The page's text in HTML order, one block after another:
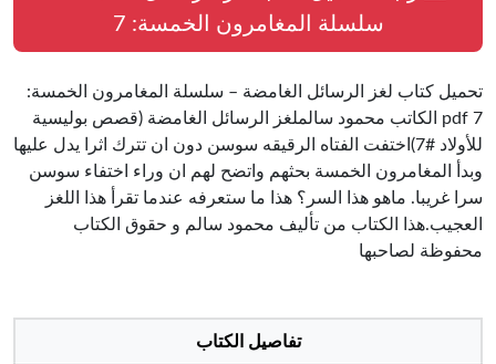
سلسلة المغامرون الخمسة: 7
تحميل كتاب لغز الرسائل الغامضة – سلسلة المغامرون الخمسة:
7 pdf الكاتب محمود سالملغز الرسائل الغامضة (قصص بوليسية
للأولاد #7)اختفت الفتاه الرقيقه سوسن دون ان تترك اثرا يدل عليها
وبدأ المغامرون الخمسة بحثهم واتضح لهم ان وراء اختفاء سوسن
سرا غريبا. ماهو هذا السر؟ هذا ما ستعرفه عندما تقرأ هذا اللغز
العجيب.هذا الكتاب من تأليف محمود سالم و حقوق الكتاب
محفوظة لصاحبها
تفاصيل الكتاب